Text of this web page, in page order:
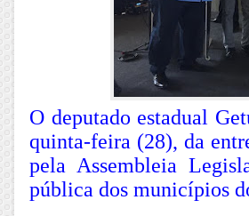
O deputado estadual
quinta-feira (28), da
pela Assembleia
pública dos municípios